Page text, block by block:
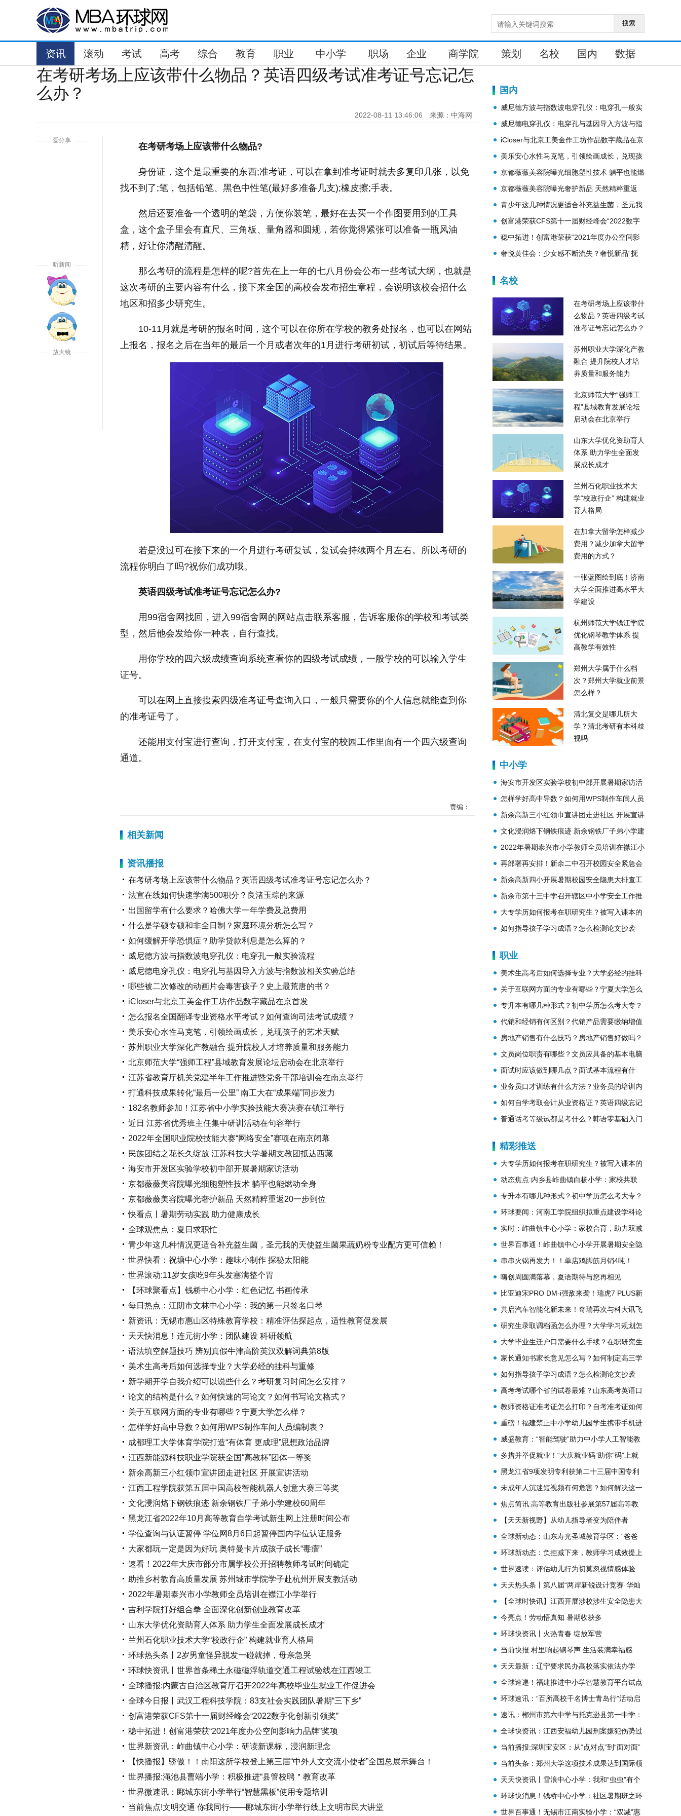
搜索
资讯 滚动 考试 高考 综合 教育 职业 中小学 职场 企业 商学院 策划 名校 国内 数据
在考研考场上应该带什么物品？英语四级考试准考证号忘记怎
么办？
2022-08-11 13:46:06 来源：中海网
爱分享
听新闻
放大镜
在考研考场上应该带什么物品?
身份证，这个是最重要的东西;准考证，可以在拿到准考证时就去多复印几张，以免
找不到了;笔，包括铅笔、黑色中性笔(最好多准备几支);橡皮擦;手表。
然后还要准备一个透明的笔袋，方便你装笔，最好在去买一个作图要用到的工具
盒，这个盒子里会有直尺、三角板、量角器和圆规，若你觉得紧张可以准备一瓶风油
精，好让你清醒清醒。
那么考研的流程是怎样的呢?首先在上一年的七八月份会公布一些考试大纲，也就是
这次考研的主要内容有什么，接下来全国的高校会发布招生章程，会说明该校会招什么
地区和招多少研究生。
10-11月就是考研的报名时间，这个可以在你所在学校的教务处报名，也可以在网站
上报名，报名之后在当年的最后一个月或者次年的1月进行考研初试，初试后等待结果。
若是没过可在接下来的一个月进行考研复试，复试会持续两个月左右。所以考研的
流程你明白了吗?祝你们成功哦。
英语四级考试准考证号忘记怎么办?
用99宿舍网找回，进入99宿舍网的网站点击联系客服，告诉客服你的学校和考试类
型，然后他会发给你一种表，自行查找。
用你学校的四六级成绩查询系统查看你的四级考试成绩，一般学校的可以输入学生
证号。
可以在网上直接搜索四级准考证号查询入口，一般只需要你的个人信息就能查到你
的准考证号了。
还能用支付宝进行查询，打开支付宝，在支付宝的校园工作里面有一个四六级查询
通道。
责编：
相关新闻
资讯播报
在考研考场上应该带什么物品？英语四级考试准考证号忘记怎么办？
法宣在线如何快速学满500积分？良渚玉琮的来源
出国留学有什么要求？哈佛大学一年学费及总费用
什么是学硕专硕和非全日制？家庭环境分析怎么写？
如何缓解开学恐惧症？助学贷款利息是怎么算的？
威尼德方波与指数波电穿孔仪：电穿孔一般实验流程
威尼德电穿孔仪：电穿孔与基因导入方波与指数波相关实验总结
哪些被二次修改的动画片会毒害孩子？史上最荒唐的书？
iCloser与北京工美金作工坊作品数字藏品在京首发
怎么报名全国翻译专业资格水平考试？如何查询司法考试成绩？
美乐安心水性马克笔，引领绘画成长，兑现孩子的艺术天赋
苏州职业大学深化产教融合 提升院校人才培养质量和服务能力
北京师范大学“强师工程”县域教育发展论坛启动会在北京举行
江苏省教育厅机关党建半年工作推进暨党务干部培训会在南京举行
打通科技成果转化“最后一公里” 南工大在“成果端”同步发力
182名教师参加！江苏省中小学实验技能大赛决赛在镇江举行
近日 江苏省优秀班主任集中研训活动在句容举行
2022年全国职业院校技能大赛“网络安全”赛项在南京闭幕
民族团结之花长久绽放 江苏科技大学暑期支教团抵达西藏
海安市开发区实验学校初中部开展暑期家访活动
京都薇薇美容院曝光细胞塑性技术 躺平也能燃动全身
京都薇薇美容院曝光奢护新品 天然精粹重返20一步到位
快看点丨暑期劳动实践 助力健康成长
全球观焦点：夏日求职忙
青少年这几种情况更适合补充益生菌，圣元我的天使益生菌果蔬奶粉专业配方更可信赖！
世界快看：祝塘中心小学：趣味小制作 探秘太阳能
世界滚动:11岁女孩吃9年头发塞满整个胃
【环球聚看点】钱桥中心小学：红色记忆 书画传承
每日热点：江阴市文林中心小学：我的第一只签名口琴
新资讯：无锡市惠山区特殊教育学校：精准评估探起点，适性教育促发展
天天快消息！连元街小学：团队建设 科研领航
语法填空解题技巧 辨别真假牛津高阶英汉双解词典第8版
美术生高考后如何选择专业？大学必经的挂科与重修
新学期开学自我介绍可以说些什么？考研复习时间怎么安排？
论文的结构是什么？如何快速的写论文？如何书写论文格式？
关于互联网方面的专业有哪些？宁夏大学怎么样？
怎样学好高中导数？如何用WPS制作车间人员编制表？
成都理工大学体育学院打造“有体育 更成理”思想政治品牌
江西新能源科技职业学院获全国“高教杯”团体一等奖
新余高新三小红领巾宣讲团走进社区 开展宣讲活动
江西工程学院获第五届中国高校智能机器人创意大赛三等奖
文化浸润烙下钢铁痕迹 新余钢铁厂子弟小学建校60周年
黑龙江省2022年10月高等教育自学考试新生网上注册时间公布
学位查询与认证暂停 学位网8月6日起暂停国内学位认证服务
大家都玩一定是因为好玩 奥特曼卡片成孩子成长“毒瘤”
速看！2022年大庆市部分市属学校公开招聘教师考试时间确定
助推乡村教育高质量发展 苏州城市学院学子赴杭州开展支教活动
2022年暑期泰兴市小学教师全员培训在襟江小学举行
吉利学院打好组合拳 全面深化创新创业教育改革
山东大学优化资助育人体系 助力学生全面发展成长成才
兰州石化职业技术大学“校政行企” 构建就业育人格局
环球热头条丨2岁男童怪异脱发一碰就掉，母亲急哭
环球快资讯丨世界首条稀土永磁磁浮轨道交通工程试验线在江西竣工
全球播报:内蒙古自治区教育厅召开2022年高校毕业生就业工作促进会
全球今日报丨武汉工程科技学院：83支社会实践团队暑期“三下乡”
创富港荣获CFS第十一届财经峰会“2022数字化创新引领奖”
稳中拓进！创富港荣获“2021年度办公空间影响力品牌”奖项
世界新资讯：岞曲镇中心小学：研读新课标，浸润新理念
【快播报】骄傲！！南阳这所学校登上第三届“中外人文交流小使者”全国总展示舞台！
世界播报:渑池县曹端小学：积极推进“县管校聘＂教育改革
世界微速讯：郾城东街小学举行“智慧黑板”使用专题培训
当前焦点!文明交通 你我同行——郾城东街小学举行线上文明市民大讲堂
国内
威尼德方波与指数波电穿孔仪：电穿孔一般实
验流程
威尼德电穿孔仪：电穿孔与基因导入方波与指
数波相关实验总结
iCloser与北京工美金作工坊作品数字藏品在京
首发
美乐安心水性马克笔，引领绘画成长，兑现孩
子的艺术天赋
京都薇薇美容院曝光细胞塑性技术 躺平也能燃
动全身
京都薇薇美容院曝光奢护新品 天然精粹重返
20一步到位
青少年这几种情况更适合补充益生菌，圣元我
的天使益生菌果蔬奶粉专业配方更可信赖！
创富港荣获CFS第十一届财经峰会“2022数字
化创新引领奖”
稳中拓进！创富港荣获“2021年度办公空间影
响力品牌”奖项
奢悦黄佳会：少女感不断流失？奢悦新品“抚
名校
在考研考场上应该带什
么物品？英语四级考试
准考证号忘记怎么办？
苏州职业大学深化产教
融合 提升院校人才培
养质量和服务能力
北京师范大学“强师工
程”县域教育发展论坛
启动会在北京举行
山东大学优化资助育人
体系 助力学生全面发
展成长成才
兰州石化职业技术大
学“校政行企” 构建就业
育人格局
在加拿大留学怎样减少
费用？减少加拿大留学
费用的方式？
一张蓝图绘到底！济南
大学全面推进高水平大
学建设
杭州师范大学钱江学院
优化钢琴教学体系 提
高教学有效性
郑州大学属于什么档
次？郑州大学就业前景
怎么样？
清北复交是哪几所大
学？清北考研有本科歧
视吗
中小学
海安市开发区实验学校初中部开展暑期家访活
动
怎样学好高中导数？如何用WPS制作车间人员
编制表？
新余高新三小红领巾宣讲团走进社区 开展宣讲
活动
文化浸润烙下钢铁痕迹 新余钢铁厂子弟小学建
校60周年
2022年暑期泰兴市小学教师全员培训在襟江小
学举行
再部署再安排！新余二中召开校园安全紧急会
议
新余高新四小开展暑期校园安全隐患大排查工
作
新余市第十三中学召开辖区中小学安全工作推
进会
大专学历如何报考在职研究生？被写入课本的
明星有哪些？
如何指导孩子学习成语？怎么检测论文抄袭
职业
美术生高考后如何选择专业？大学必经的挂科
与重修
关于互联网方面的专业有哪些？宁夏大学怎么
样？
专升本有哪几种形式？初中学历怎么考大专？
代销和经销有何区别？代销产品需要缴纳增值
税吗？
房地产销售有什么技巧？房地产销售好做吗？
文员岗位职责有哪些？文员应具备的基本电脑
知识
面试时应该做到哪几点？面试基本流程有什
么？
业务员口才训练有什么方法？业务员的培训内
容包括哪些
如何自学考取会计从业资格证？英语四级忘记
准考证号查分攻略
普通话考等级试都是考什么？韩语零基础入门
精彩推送
大专学历如何报考在职研究生？被写入课本的
明星有哪些？
动态焦点:内乡县岞曲镇白杨小学：家校共联
手，齐堵诈骗门
专升本有哪几种形式？初中学历怎么考大专？
环球要闻：河南工学院组织拟重点建设学科论
证会
实时：岞曲镇中心小学：家校合育，助力双减
世界百事通！岞曲镇中心小学开展暑期安全隐
患排查工作
串串火锅再发力！！单店鸡脚筋月销4吨！
嗨创周圆满落幕，夏语期待与您再相见
比亚迪宋PRO DM-i强敌来袭！瑞虎7 PLUS新
能源谍照曝光
共启汽车智能化新未来！奇瑞再次与科大讯飞
强强联合
研究生录取调档函怎么办理？大学学习规划怎
么写？
大学毕业生迁户口需要什么手续？在职研究生
有用吗？
家长通知书家长意见怎么写？如何制定高三学
习计划？
如何指导孩子学习成语？怎么检测论文抄袭
率？
高考考试哪个省的试卷最难？山东高考英语口
语考试
教师资格证准考证怎么打印？自考准考证如何
打印？
重磅！福建禁止中小学幼儿园学生携带手机进
入课堂
威盛教育：“智能驾驶”助力中小学人工智能教
育落地
多措并举促就业！“大庆就业码”助你"码"上就
业
黑龙江省9项发明专利获第二十三届中国专利
奖
未成年人沉迷短视频有何危害？如何解决这一
难题？
焦点简讯:高等教育出版社参展第57届高等教
育博览会
【天天新视野】从幼儿指导者变为陪伴者
全球新动态：山东寿光圣城教育学区：“爸爸
联盟”成幼儿园“标配”
环球新动态：负担减下来，教师学习成效提上
去
世界速读：评估幼儿行为切莫忽视情感体验
天天热头条丨第八届“两岸新锐设计竞赛·华灿
奖”宣介会举办
【全球时快讯】江西开展涉校涉生安全隐患大
排查
今亮点！劳动悟真知 暑期收获多
环球快资讯丨火热青春 绽放军营
当前快报:村里响起钢琴声 生活装满幸福感
天天最新：辽宁要求民办高校落实依法办学
全球速递！福建推进中小学智慧教育平台试点
环球速讯：“百所高校千名博士青岛行”活动启
幕
速讯：郴州市第六中学与托克逊县第一中学：
教育援疆 同心育人
全球快资讯：江西安福幼儿园刑案嫌犯伤势过
重死亡
当前播报:深圳宝安区：从“点对点”到“面对面”
“组团式”帮扶为受援地打造带不走的教师队伍
当前头条：郑州大学这项技术成果达到国际领
先水平！
天天快资讯丨雪浪中心小学：我和“虫虫”有个
约会
环球快消息！钱桥中心小学：社区暑期班之环
境保护 我在行动
世界百事通！无锡市江南实验小学：“双减”惠